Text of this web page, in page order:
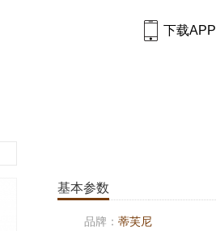
下载APP
基本参数
品牌： 蒂芙尼